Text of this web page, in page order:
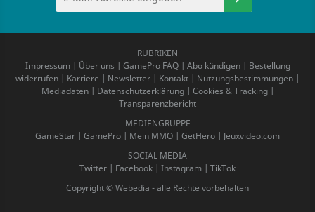
RUBRIKEN
Impressum| Über uns | GamePro FAQ| Abo kündigen| Bestellung
widerrufen | Karriere | Newsletter | Kontakt | Nutzungsbestimmungen |
Mediadaten| Datenschutzerklärung| Cookies & Tracking|
Transparenzbericht
MEDIENGRUPPE
GameStar | GamePro | Mein MMO | GetHero | Jeuxvideo.com
SOCIAL MEDIA
Twitter | Facebook | Instagram | TikTok
Copyright © Webedia - alle Rechte vorbehalten